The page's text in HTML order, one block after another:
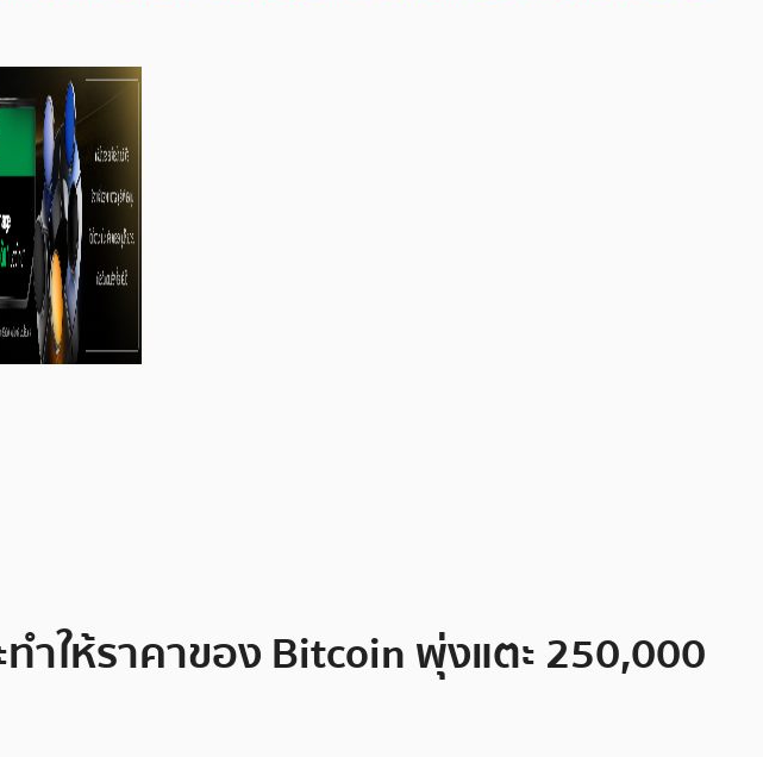
ำให้ราคาของ Bitcoin พุ่งแตะ 250,000